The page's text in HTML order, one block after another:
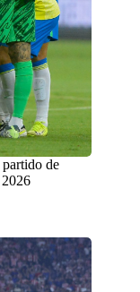
de